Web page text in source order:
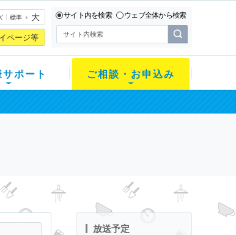
標準 大
ページ等
サイト内を検索 ウェブ全体から検索
ポート ご相談・お申込み
放送予定